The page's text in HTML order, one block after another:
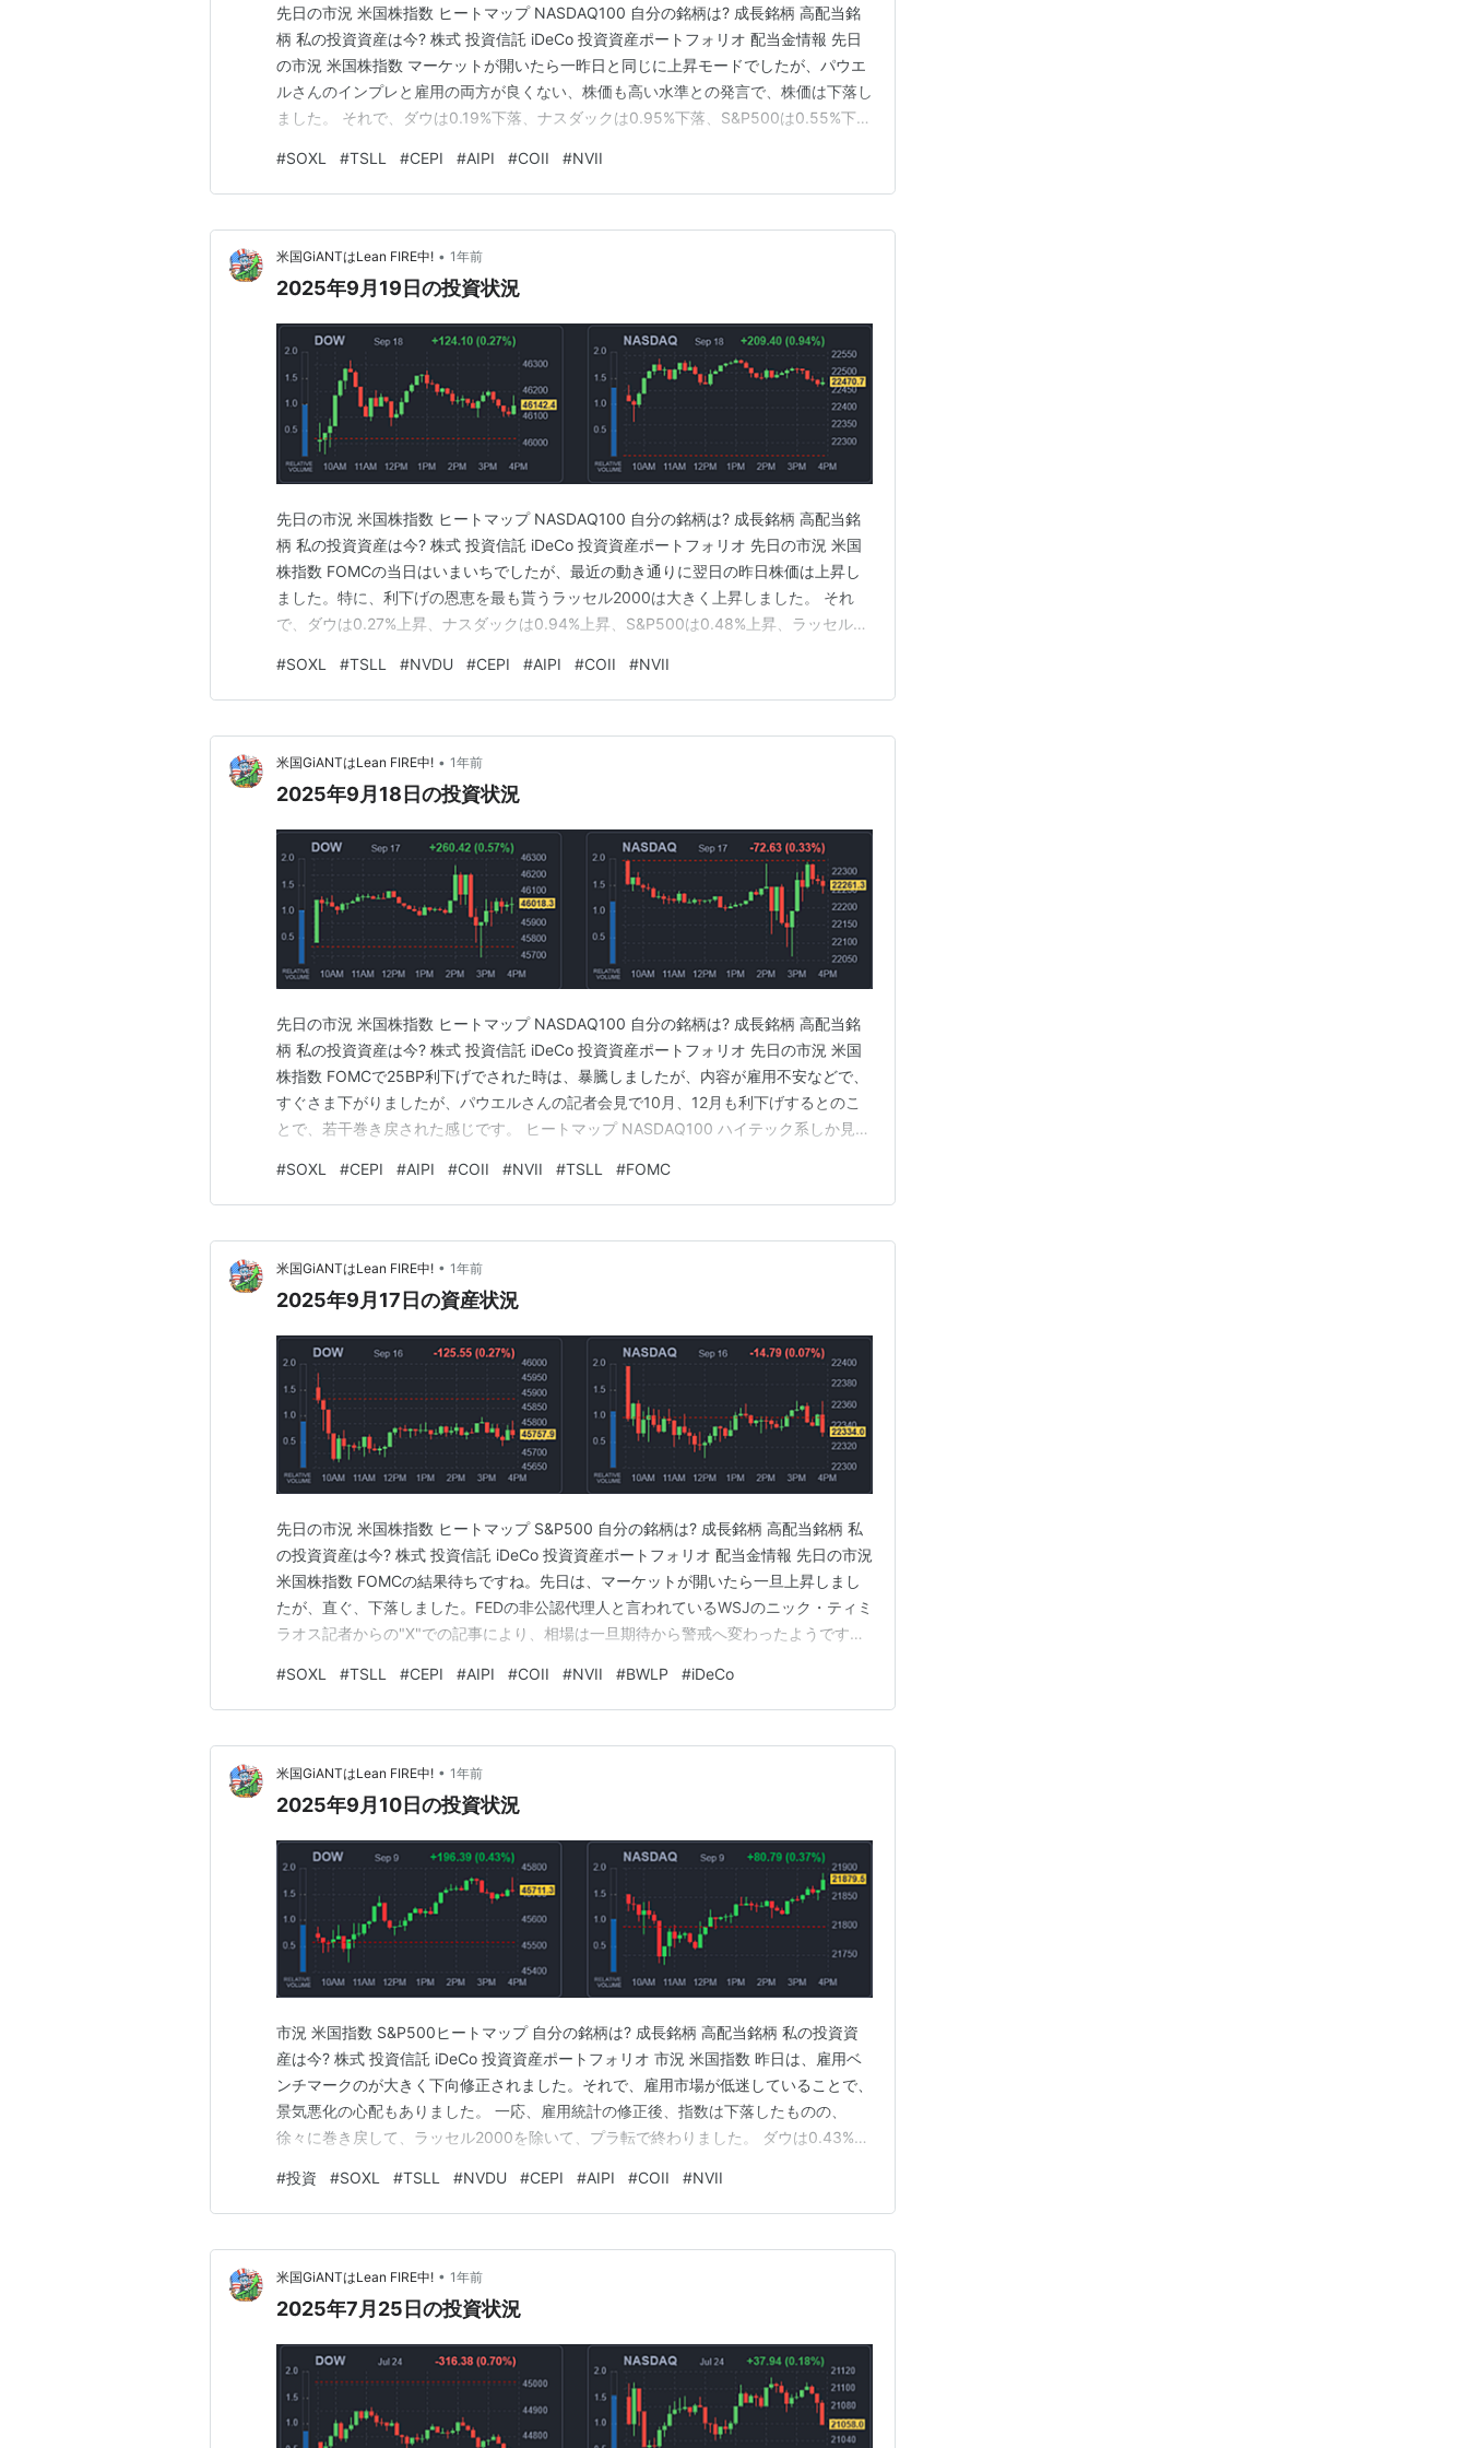
先日の市況 米国株指数 ヒートマップ NASDAQ100 自分の銘柄は? 成長銘柄 高配当銘
柄 私の投資資産は今? 株式 投資信託 iDeCo 投資資産ポートフォリオ 配当金情報 先日
の市況 米国株指数 マーケットが開いたら一昨日と同じに上昇モードでしたが、パウエ
ルさんのインプレと雇用の両方が良くない、株価も高い水準との発言で、株価は下落し
ました。 それで、ダウは0.19%下落、ナスダックは0.95%下落、S&P500は0.55%下
ック系しか見ないので、ヒートマップをS&P500からNASDAQ100…
#SOXL #TSLL #CEPI #AIPI #COII #NVII
米国GiANTはLean FIRE中! • 1年前
2025年9月19日の投資状況
先日の市況 米国株指数 ヒートマップ NASDAQ100 自分の銘柄は? 成長銘柄 高配当銘
柄 私の投資資産は今? 株式 投資信託 iDeCo 投資資産ポートフォリオ 先日の市況 米国
株指数 FOMCの当日はいまいちでしたが、最近の動き通りに翌日の昨日株価は上昇し
ました。特に、利下げの恩恵を最も貰うラッセル2000は大きく上昇しました。 それ
で、ダウは0.27%上昇、ナスダックは0.94%上昇、S&P500は0.48%上昇、ラッセル
ないので、ヒートマップをS&P500からNASDAQ100に換えました…
#SOXL #TSLL #NVDU #CEPI #AIPI #COII #NVII
米国GiANTはLean FIRE中! • 1年前
2025年9月18日の投資状況
先日の市況 米国株指数 ヒートマップ NASDAQ100 自分の銘柄は? 成長銘柄 高配当銘
柄 私の投資資産は今? 株式 投資信託 iDeCo 投資資産ポートフォリオ 先日の市況 米国
株指数 FOMCで25BP利下げでされた時は、暴騰しましたが、内容が雇用不安などで、
すぐさま下がりましたが、パウエルさんの記者会見で10月、12月も利下げするとのこ
とで、若干巻き戻された感じです。 ヒートマップ NASDAQ100 ハイテック系しか見な
の使用禁止や中国への輸出禁止により、NVDAとAVGOが大きく下落しまし…
#SOXL #CEPI #AIPI #COII #NVII #TSLL #FOMC
米国GiANTはLean FIRE中! • 1年前
2025年9月17日の資産状況
先日の市況 米国株指数 ヒートマップ S&P500 自分の銘柄は? 成長銘柄 高配当銘柄 私
の投資資産は今? 株式 投資信託 iDeCo 投資資産ポートフォリオ 配当金情報 先日の市況
米国株指数 FOMCの結果待ちですね。先日は、マーケットが開いたら一旦上昇しまし
たが、直ぐ、下落しました。FEDの非公認代理人と言われているWSJのニック・ティミ
ラオス記者からの"X"での記事により、相場は一旦期待から警戒へ変わったようです。
する前に、FEDは既に金融危機が発生すると知っていましたが、物価が少し高かったの
で…
#SOXL #TSLL #CEPI #AIPI #COII #NVII #BWLP #iDeCo
米国GiANTはLean FIRE中! • 1年前
2025年9月10日の投資状況
市況 米国指数 S&P500ヒートマップ 自分の銘柄は? 成長銘柄 高配当銘柄 私の投資資
産は今? 株式 投資信託 iDeCo 投資資産ポートフォリオ 市況 米国指数 昨日は、雇用ベ
ンチマークのが大きく下向修正されました。それで、雇用市場が低迷していることで、
景気悪化の心配もありました。 一応、雇用統計の修正後、指数は下落したものの、
徐々に巻き戻して、ラッセル2000を除いて、プラ転で終わりました。 ダウは0.43%上
ッセル2000は0.59%下落で終わりました。 S&P500ヒートマップ KeyBank…
#投資 #SOXL #TSLL #NVDU #CEPI #AIPI #COII #NVII
米国GiANTはLean FIRE中! • 1年前
2025年7月25日の投資状況